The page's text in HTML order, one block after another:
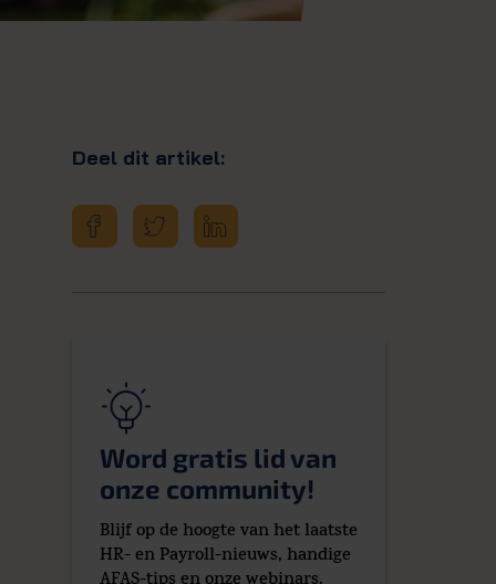
Deel dit artikel:
Word gratis lid van
onze community!
Blijf op de hoogte van het laatste
HR- en Payroll-nieuws, handige